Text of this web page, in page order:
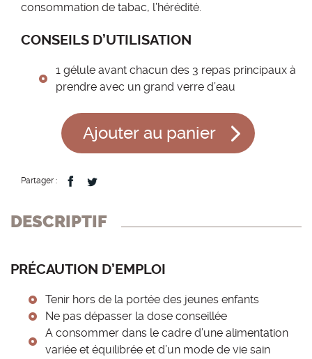
consommation de tabac, l’hérédité.
CONSEILS D’UTILISATION
1 gélule avant chacun des 3 repas principaux à
prendre avec un grand verre d’eau
Ajouter au panier
Partager :
DESCRIPTIF
PRÉCAUTION D’EMPLOI
Tenir hors de la portée des jeunes enfants
Ne pas dépasser la dose conseillée
A consommer dans le cadre d’une alimentation
variée et équilibrée et d’un mode de vie sain